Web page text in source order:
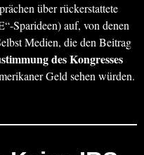
über rückerstattete
Sparideen) auf, von denen
Medien, die den Beitrag
des Kongresses
Geld sehen würden.